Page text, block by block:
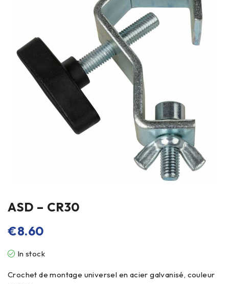
ASD – CR30
€8.60
In stock
Crochet de montage universel en acier galvanisé, couleur